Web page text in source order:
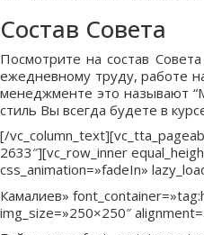
Состав Совета
Посмотрите на состав
ежедневному труду, работе
менеджменте это называют
стиль Вы всегда будете в
[/
2633″][vc_row_inner
css_animation=»fadeIn»
Камалиев»
img_size=»250×250″